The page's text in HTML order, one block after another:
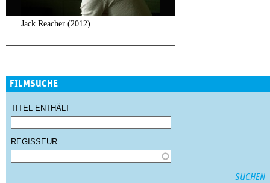
Jack Reacher (2012)
FILMSUCHE
TITEL ENTHÄLT
REGISSEUR